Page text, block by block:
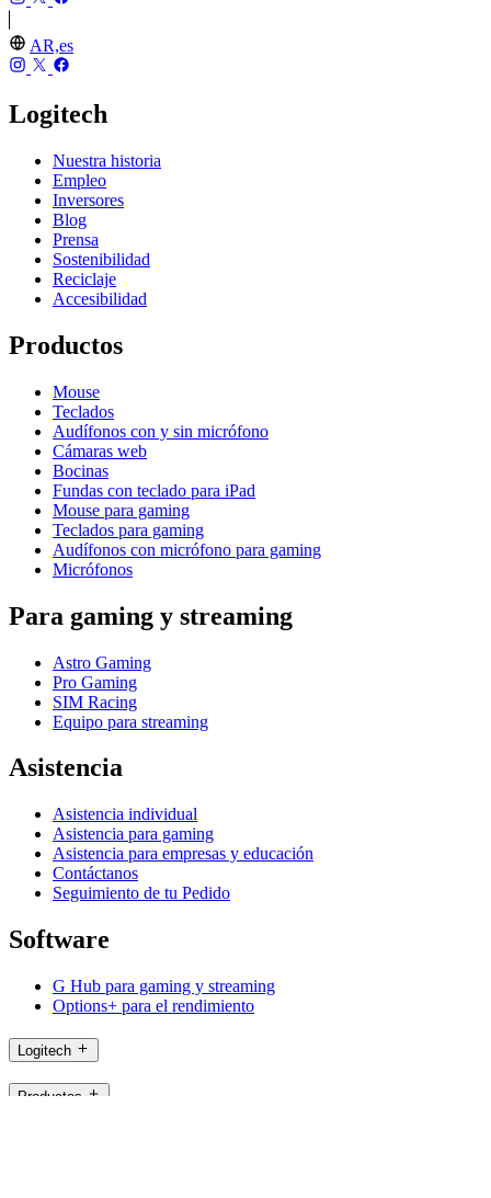
AR,es
Logitech
Nuestra historia
Empleo
Inversores
Blog
Prensa
Sostenibilidad
Reciclaje
Accesibilidad
Productos
Mouse
Teclados
Audífonos con y sin micrófono
Cámaras web
Bocinas
Fundas con teclado para iPad
Mouse para gaming
Teclados para gaming
Audífonos con micrófono para gaming
Micrófonos
Para gaming y streaming
Astro Gaming
Pro Gaming
SIM Racing
Equipo para streaming
Asistencia
Asistencia individual
Asistencia para gaming
Asistencia para empresas y educación
Contáctanos
Seguimiento de tu Pedido
Software
G Hub para gaming y streaming
Options+ para el rendimiento
Logitech
Productos